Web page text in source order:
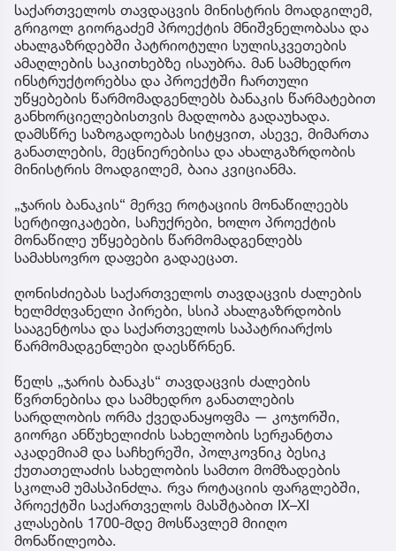
საქართველოს თავდაცვის მინისტრის მოადგილემ,
გრიგოლ გიორგაძემ პროექტის მნიშვნელობასა და
ახალგაზრდებში პატრიოტული სულისკვეთების
ამაღლების საკითხებზე ისაუბრა. მან სამხედრო
ინსტრუქტორებსა და პროექტში ჩართული
უწყებების წარმომადგენლებს ბანაკის წარმატებით
განხორციელებისთვის მადლობა გადაუხადა.
დამსწრე საზოგადოებას სიტყვით, ასევე, მიმართა
განათლების, მეცნიერებისა და ახალგაზრდობის
მინისტრის მოადგილემ, ბაია კვიციანმა.
„ჯარის ბანაკის“ მერვე როტაციის მონაწილეებს
სერტიფიკატები, საჩუქრები, ხოლო პროექტის
მონაწილე უწყებების წარმომადგენლებს
სამახსოვრო დაფები გადაეცათ.
ღონისძიებას საქართველოს თავდაცვის ძალების
ხელმძღვანელი პირები, სსიპ ახალგაზრდობის
სააგენტოსა და საქართველოს საპატრიარქოს
წარმომადგენლები დაესწრნენ.
წელს „ჯარის ბანაკს“ თავდაცვის ძალების
წვრთნებისა და სამხედრო განათლების
სარდლობის ორმა ქვედანაყოფმა — კოჯორში,
გიორგი ანწუხელიძის სახელობის სერჟანტთა
აკადემიამ და საჩხერეში, პოლკოვნიკ ბესიკ
ქუთათელაძის სახელობის სამთო მომზადების
სკოლამ უმასპინძლა. რვა როტაციის ფარგლებში,
პროექტში საქართველოს მასშტაბით IX–XI
კლასების 1700-მდე მოსწავლემ მიიღო
მონაწილეობა.